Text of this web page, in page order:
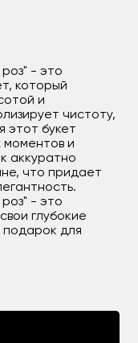
роз" - это
который
и
чистоту,
этот букет
моментов и
аккуратно
что придает
роз" - это
глубокие
подарок для